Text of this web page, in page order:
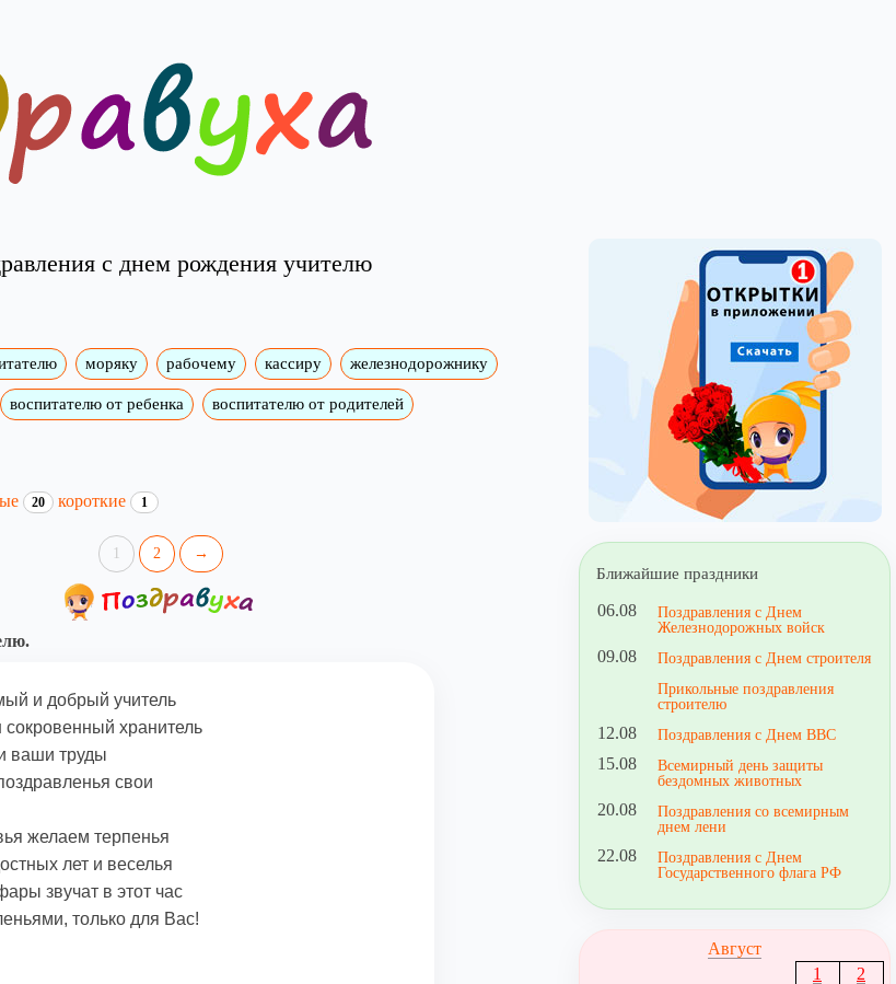
с днем рождения учителю
моряку рабочему кассиру железнодорожнику
воспитателю от ребенка воспитателю от родителей
20 короткие 1
1 2 →
и добрый учитель
хранитель
ваши труды
свои
желаем терпенья
лет и веселья
звучат в этот час
только для Вас!
Ближайшие праздники
06.08
Поздравления с Днем
Железнодорожных войск
09.08
Поздравления с Днем строителя
Прикольные поздравления
строителю
12.08 Поздравления с Днем ВВС
15.08
Всемирный день защиты
бездомных животных
20.08
Поздравления со всемирным
днем лени
22.08
Поздравления с Днем
Государственного флага РФ
Август
1
2